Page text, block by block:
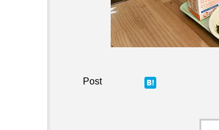
Post